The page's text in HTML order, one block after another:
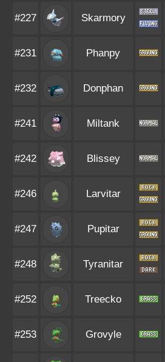
#227 Skarmory
#231 Phanpy
#232 Donphan
#241 Miltank
#242 Blissey
#246 Larvitar
#247 Pupitar
#248 Tyranitar
#252 Treecko
#253 Grovyle